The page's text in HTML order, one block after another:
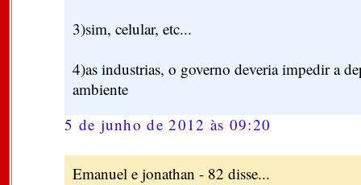
3)sim, celular, etc...
4)as industrias, o governo deveria impedir a
ambiente
5 de junho de 2012 às 09:20
Emanuel e jonathan - 82 disse...